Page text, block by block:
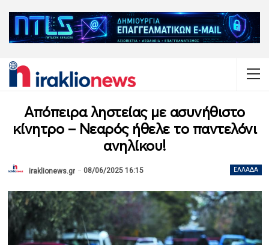
Απόπειρα ληστείας με ασυνήθιστο
κίνητρο – Νεαρός ήθελε το παντελόνι
ανηλίκου!
ΕΛΛΆΔΑ
iraklionews.gr 08/06/2025 16:15